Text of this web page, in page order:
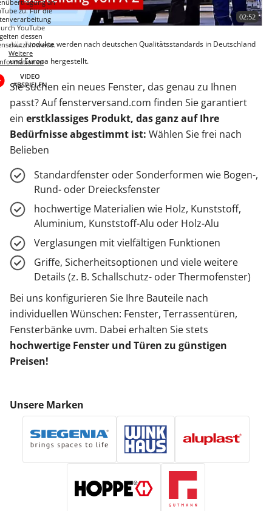
an
zu. Für die
YouTube
dessen
Weitere
VIDEO
ABSPIELEN
02:52
Alle Produkte werden nach deutschen Qualitätsstandards in Deutschland
und Europa hergestellt.
Sie suchen ein neues Fenster, das genau zu Ihnen
passt? Auf fensterversand.com finden Sie garantiert
ein erstklassiges Produkt, das ganz auf Ihre
Bedürfnisse abgestimmt ist: Wählen Sie frei nach
Belieben
Standardfenster oder Sonderformen wie Bogen-,
Rund- oder Dreiecksfenster
hochwertige Materialien wie Holz, Kunststoff,
Aluminium, Kunststoff-Alu oder Holz-Alu
Verglasungen mit vielfältigen Funktionen
Griffe, Sicherheitsoptionen und viele weitere
Details (z. B. Schallschutz- oder Thermofenster)
Bei uns konfigurieren Sie Ihre Bauteile nach
individuellen Wünschen: Fenster, Terrassentüren,
Fensterbänke uvm. Dabei erhalten Sie stets
hochwertige Fenster und Türen zu günstigen
Preisen!
Unsere Marken